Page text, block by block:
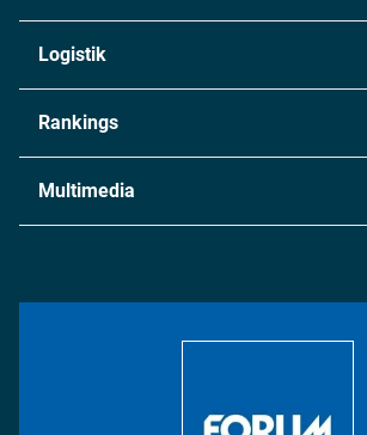
Chemie
Metall
Energie
Logistik
Rankings
Multimedia